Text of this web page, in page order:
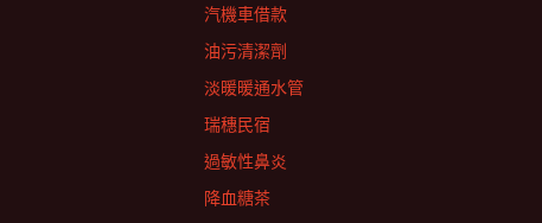
汽機車借款
油污清潔劑
淡暖暖通水管
瑞穗民宿
過敏性鼻炎
降血糖茶